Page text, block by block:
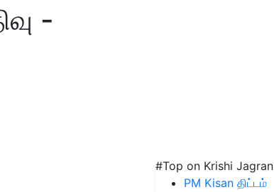
-
#Top on Krishi Jagran
PM Kisan திட்டம்